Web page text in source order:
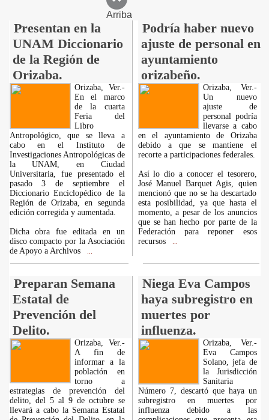
Arriba
Presentan en la
UNAM Diccionario
de la Región de
Orizaba.
Podría haber nuevo
ajuste de personal en
ayuntamiento
orizabeño.
Orizaba, Ver.-
En el marco
de la cuarta
Feria del
Libro
Antropológico, que se lleva a
cabo en el Instituto de
Investigaciones Antropológicas de
la UNAM, en Ciudad
Universitaria, fue presentado el
pasado 3 de septiembre el
Diccionario Enciclopédico de la
Región de Orizaba, en segunda
edición corregida y aumentada.
Dicha obra fue editada en un
disco compacto por la Asociación
de Apoyo a Archivos
Orizaba, Ver.-
Un nuevo
ajuste de
personal podría
llevarse a cabo
en el ayuntamiento de Orizaba
debido a que se mantiene el
recorte a participaciones federales.
Así lo dio a conocer el tesorero,
José Manuel Barquet Agis, quien
mencionó que no se ha descartado
esta posibilidad, ya que hasta el
momento, a pesar de los anuncios
que se han hecho por parte de la
Federación para reponer esos
recursos
Preparan Semana
Estatal de
Prevención del
Delito.
Niega Eva Campos
haya subregistro en
muertes por
influenza.
Orizaba, Ver.-
A fin de
informar a la
población en
torno a
estrategias de prevención del
delito, del 5 al 9 de octubre se
llevará a cabo la Semana Estatal
Orizaba, Ver.-
Eva Campos
Solano, jefa de
la Jurisdicción
Sanitaria
Número 7, descartó que haya un
subregistro en muertes por
influenza debido a las